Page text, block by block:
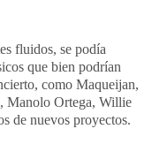
fluidos, se podía
que bien podrían
como Maqueijan,
Manolo Ortega, Willie
de nuevos proyectos.